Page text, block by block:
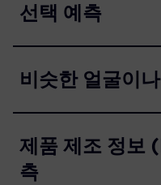
선택 예측
비슷한 얼굴이
제품 제조 정보
측